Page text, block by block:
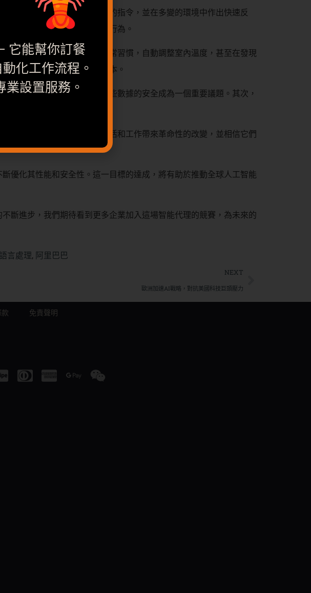
型能夠理解和處理更為複雜的指令，並在多變的環境中作出快速反
和偏好，並據此調整自己的行為。
放音樂，還能根據家人的日常習慣，自動調整室內溫度，甚至在發現
產計劃，提高效率並降低成本。
大量個人數據，如何確保這些數據的安全成為一個重要議題。其次，
業的需求。
這些智能代理將為人類的生活和工作帶來革命性的改變，並相信它們
優化其性能和安全性。這一目標的達成，將有助於推動全球人工智能
斷進步，我們期待看到更多企業加入這場智能代理的競賽，為未來的
言處理, 阿里巴巴
NEXT
歐洲加速AI戰略，對抗美國科技巨頭壓力
免責聲明
它能幫你訂餐
化工作流程。
設置服務。